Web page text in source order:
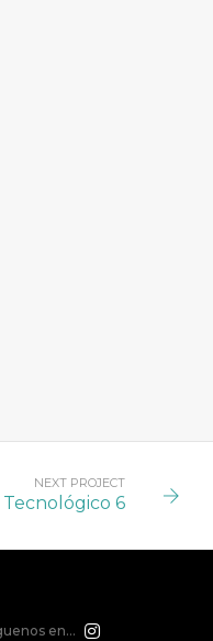
NEXT PROJECT
6
en...